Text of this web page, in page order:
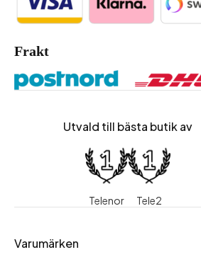
Frakt
Utvald till bästa butik av
Telenor Tele2
Varumärken